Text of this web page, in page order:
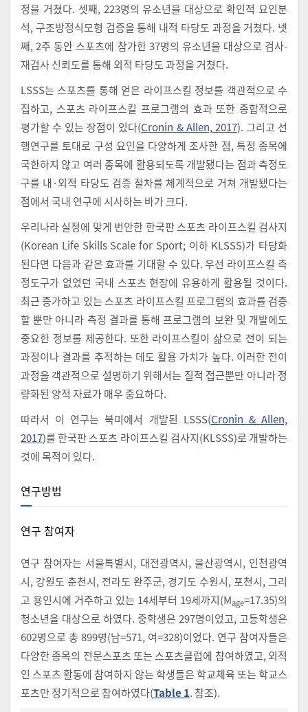
정을 거쳤다. 셋째, 223명의 유소년을 대상으로 확인적 요인분
석, 구조방정식모형 검증을 통해 내적 타당도 과정을 거쳤다. 넷
째, 2주 동안 스포츠에 참가한 37명의 유소년을 대상으로 검사-
재검사 신뢰도를 통해 외적 타당도 과정을 거쳤다.
LSSS는 스포츠를 통해 얻은 라이프스킬 정보를 객관적으로 수
집하고, 스포츠 라이프스킬 프로그램의 효과 또한 종합적으로
평가할 수 있는 장점이 있다(Cronin & Allen, 2017). 그리고 선
행연구를 토대로 구성 요인을 다양하게 조사한 점, 특정 종목에
국한하지 않고 여러 종목에 활용되도록 개발됐다는 점과 측정도
구를 내·외적 타당도 검증 절차를 체계적으로 거쳐 개발됐다는
점에서 국내 연구에 시사하는 바가 크다.
우리나라 실정에 맞게 번안한 한국판 스포츠 라이프스킬 검사지
(Korean Life Skills Scale for Sport; 이하 KLSSS)가 타당화
된다면 다음과 같은 효과를 기대할 수 있다. 우선 라이프스킬 측
정도구가 없었던 국내 스포츠 현장에 유용하게 활용될 것이다.
최근 증가하고 있는 스포츠 라이프스킬 프로그램의 효과를 검증
할 뿐만 아니라 측정 결과를 통해 프로그램의 보완 및 개발에도
중요한 정보를 제공한다. 또한 라이프스킬이 삶으로 전이 되는
과정이나 결과를 추적하는 데도 활용 가치가 높다. 이러한 전이
과정을 객관적으로 설명하기 위해서는 질적 접근뿐만 아니라 정
량화된 양적 자료가 매우 중요하다.
따라서 이 연구는 북미에서 개발된 LSSS(Cronin & Allen,
2017)를 한국판 스포츠 라이프스킬 검사지(KLSSS)로 개발하는
것에 목적이 있다.
연구방법
연구 참여자
연구 참여자는 서울특별시, 대전광역시, 울산광역시, 인천광역
시, 강원도 춘천시, 전라도 완주군, 경기도 수원시, 포천시, 그리
고 용인시에 거주하고 있는 14세부터 19세까지(Mage=17.35)의
청소년을 대상으로 하였다. 중학생은 297명이었고, 고등학생은
602명으로 총 899명(남=571, 여=328)이었다. 연구 참여자들은
다양한 종목의 전문스포츠 또는 스포츠클럽에 참여하였고, 외적
인 스포츠 활동에 참여하지 않는 학생들은 학교체육 또는 학교스
포츠만 정기적으로 참여하였다(Table 1. 참조).